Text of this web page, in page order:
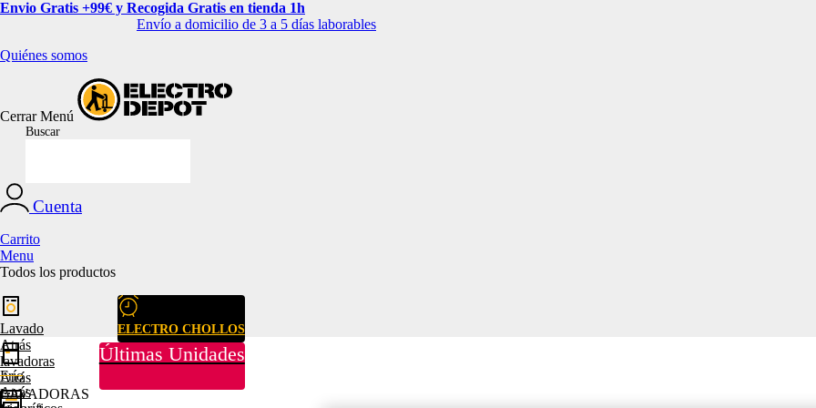
Envio Gratis +99€ y Recogida Gratis en tienda 1h
Envío a domicilio de 3 a 5 días laborables
Quiénes somos
CerrarMenú
Buscar
Cuenta
Carrito
Menu
Todos los productos
ELECTRO CHOLLOS
Últimas Unidades
Lavado
Atrás
lavadoras
Atrás
LAVADORAS
Frío
Atrás